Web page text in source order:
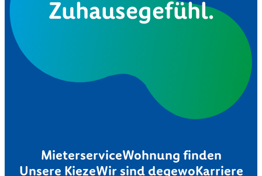
Zuhausegefühl.
MieterserviceWohnung finden
Unsere KiezeWir sind degewoKarriere